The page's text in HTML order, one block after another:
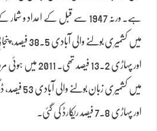
ہے۔ ورنہ 1947 سے قبل کے اعداد و
اور پہاڑی 13.2 فیصد
اور پہاڑی 7.8 فیصد ریکارڈ کی گئی۔